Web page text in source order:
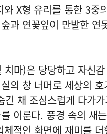
X형 유리를 통한 3중
과 연꽃잎이 만발한 연
마)은 당당하고 자신
의 창 너머로 세상의
채 조심스럽게 다가
이룬다. 풍경 속의 새
적인 화면에 재미를 더